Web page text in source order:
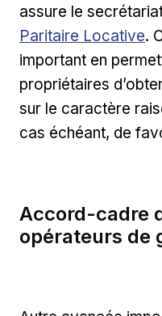
assure le
Paritaire Locative.
important en
propriétaires
sur le caractère
cas échéant, de
Accord-cadre
opérateurs de